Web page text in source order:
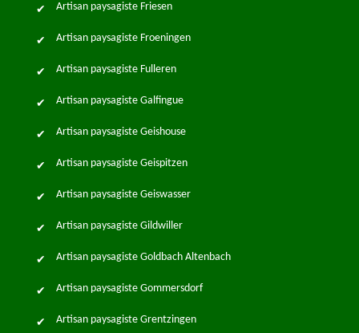
Artisan paysagiste Friesen
Artisan paysagiste Froeningen
Artisan paysagiste Fulleren
Artisan paysagiste Galfingue
Artisan paysagiste Geishouse
Artisan paysagiste Geispitzen
Artisan paysagiste Geiswasser
Artisan paysagiste Gildwiller
Artisan paysagiste Goldbach Altenbach
Artisan paysagiste Gommersdorf
Artisan paysagiste Grentzingen